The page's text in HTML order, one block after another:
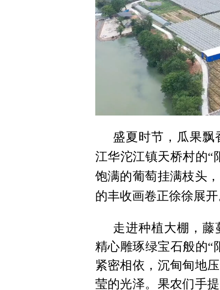
盛夏时节，瓜果
江华沱江镇天桥村的“
饱满的葡萄挂满枝头
的丰收画卷正徐徐展
走进种植大棚，
精心雕琢绿宝石般的“
紧密相依，沉甸甸地
莹的光泽。果农们手